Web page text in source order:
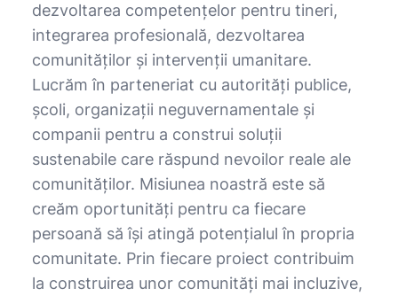
dezvoltarea competențelor pentru tineri,
integrarea profesională, dezvoltarea
comunităților și intervenții umanitare.
Lucrăm în parteneriat cu autorități publice,
școli, organizații neguvernamentale și
companii pentru a construi soluții
sustenabile care răspund nevoilor reale ale
comunităților. Misiunea noastră este să
creăm oportunități pentru ca fiecare
persoană să își atingă potențialul în propria
comunitate. Prin fiecare proiect contribuim
la construirea unor comunități mai incluzive,